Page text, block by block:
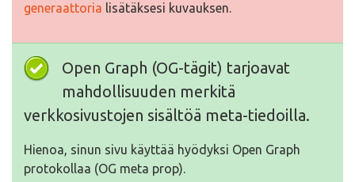
generaattoria lisätäksesi kuvauksen.
Open Graph (OG-tägit) tarjoavat
mahdollisuuden merkitä
verkkosivustojen sisältöä meta-tiedoilla.
Hienoa, sinun sivu käyttää hyödyksi Open Graph
protokollaa (OG meta prop).